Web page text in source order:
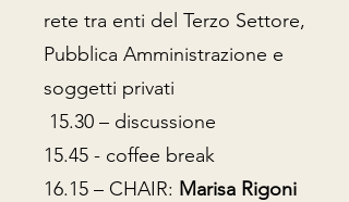
rete tra enti del Terzo Settore,
Pubblica Amministrazione e
soggetti privati
15.30 – discussione
15.45 - coffee break
16.15 – CHAIR: Marisa Rigoni